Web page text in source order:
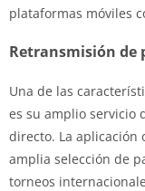
plataformas móviles
Retransmisión de
Una de las
es su amplio servicio
directo. La aplicación
amplia selección de
torneos